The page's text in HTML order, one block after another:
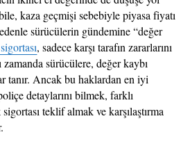
kaza geçmişi sebebiyle piyasa fiyatı
sürücülerin gündemine “değer
, sadece karşı tarafın zararlarını
sürücülere, değer kaybı
tanır. Ancak bu haklardan en iyi
detaylarını bilmek, farklı
teklif almak ve karşılaştırma